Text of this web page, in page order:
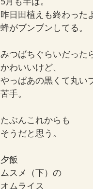
昨日田植えも終わった
蜂がブンブンしてる。
みつばちぐらいだった
かわいいけど、
やっぱあの黒くて丸い
苦手。
たぶんこれからも
そうだと思う。
夕飯
ムスメ（下）の
オムライス